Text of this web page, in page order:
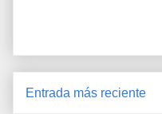
Entrada más reciente